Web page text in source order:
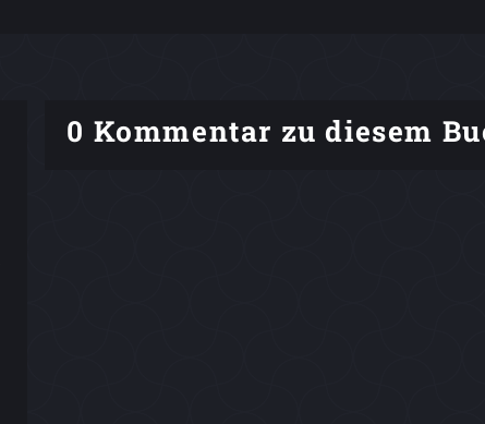
0 Kommentar zu diesem